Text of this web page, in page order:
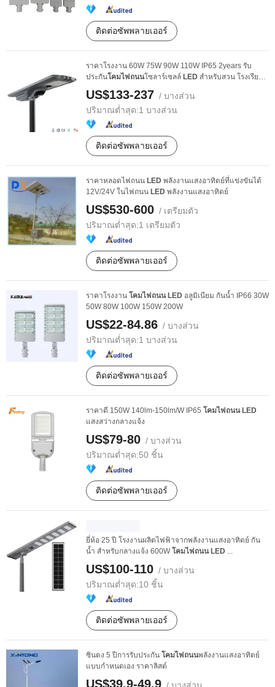
ติดต่อซัพพลายเออร์
ราคาโรงงาน 60W 75W 90W 110W IP65 2years รับ
ประกันโคมไฟถนนโซลาร์เซลล์ LED สำหรับสวน โรงเรียน
สแควร์
US$133-237 / บางส่วน
ปริมาณต่ำสุด:1 บางส่วน
ติดต่อซัพพลายเออร์
ราคาหลอดไฟถนน LED พลังงานแสงอาทิตย์ที่แข่งขันได้
12V/24V ในไฟถนน LED พลังงานแสงอาทิตย์
US$530-600 / เตรียมตัว
ปริมาณต่ำสุด:1 เตรียมตัว
ติดต่อซัพพลายเออร์
ราคาโรงงาน โคมไฟถนน LED อลูมิเนียม กันน้ำ IP66 30W
50W 80W 100W 150W 200W
US$22-84.86 / บางส่วน
ปริมาณต่ำสุด:1 บางส่วน
ติดต่อซัพพลายเออร์
ราคาดี 150W 140lm-150lm/W IP65 โคมไฟถนน LED
แสงสว่างกลางแจ้ง
US$79-80 / บางส่วน
ปริมาณต่ำสุด:50 ชิ้น
ติดต่อซัพพลายเออร์
ยี่ห้อ 25 ปี โรงงานผลิตไฟฟ้าจากพลังงานแสงอาทิตย์ กัน
น้ำ สำหรับกลางแจ้ง 600Wโคมไฟถนน LED ...
US$100-110 / บางส่วน
ปริมาณต่ำสุด:10 ชิ้น
ติดต่อซัพพลายเออร์
ซินตง 5 ปีการรับประกัน โคมไฟถนนพลังงานแสงอาทิตย์
แบบกำหนดเอง ราคาลิสต์
US$39.9-49.9